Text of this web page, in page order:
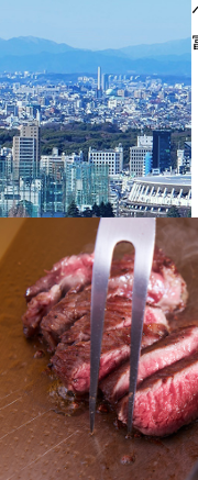
KATO'S DINING
BAR
天婦羅 ほり川
久兵衛（ガーデンタ
ー）＜KYUBEY＞
ガーデンラウン